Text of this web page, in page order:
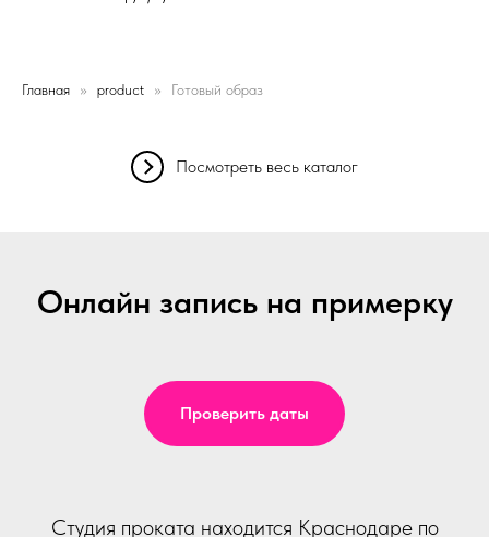
Главная product Готовый образ
Посмотреть весь каталог
Онлайн запись на примерку
Проверить даты
Студия проката находится Краснодаре по